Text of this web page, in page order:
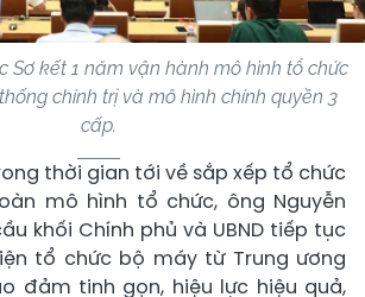
Sơ kết 1 năm vận hành mô hình tổ chức
chính trị và mô hình chính quyền 3
cấp.
thời gian tới về sắp xếp tổ chức
mô hình tổ chức, ông Nguyễn
khối Chính phủ và UBND tiếp tục
tổ chức bộ máy từ Trung ương
đảm tinh gọn, hiệu lực hiệu quả,